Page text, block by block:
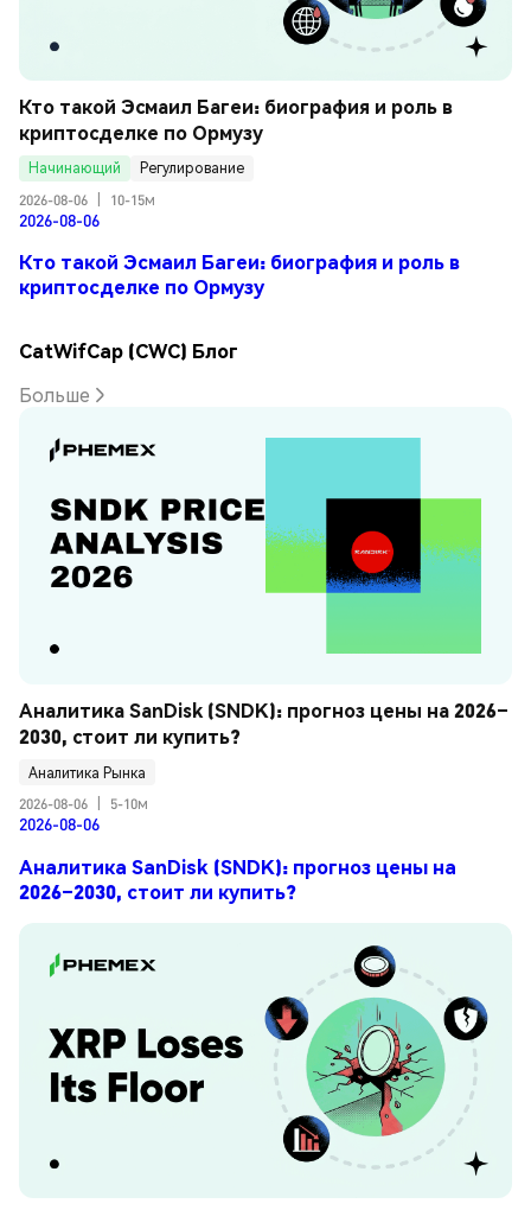
Кто такой Эсмаил Багеи: биография и роль в
криптосделке по Ормузу
Начинающий
Регулирование
2026-08-06
10-15м
2026-08-06
Кто такой Эсмаил Багеи: биография и роль в
криптосделке по Ормузу
CatWifCap (CWC) Блог
Больше
Аналитика SanDisk (SNDK): прогноз цены на 2026–
2030, стоит ли купить?
Аналитика Рынка
2026-08-06
5-10м
2026-08-06
Аналитика SanDisk (SNDK): прогноз цены на
2026–2030, стоит ли купить?